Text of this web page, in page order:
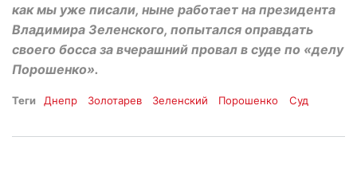
как мы уже писали, ныне работает на президента
Владимира Зеленского, попытался оправдать
своего босса за вчерашний провал в суде по «делу
Порошенко».
Теги Днепр Золотарев Зеленский Порошенко Суд